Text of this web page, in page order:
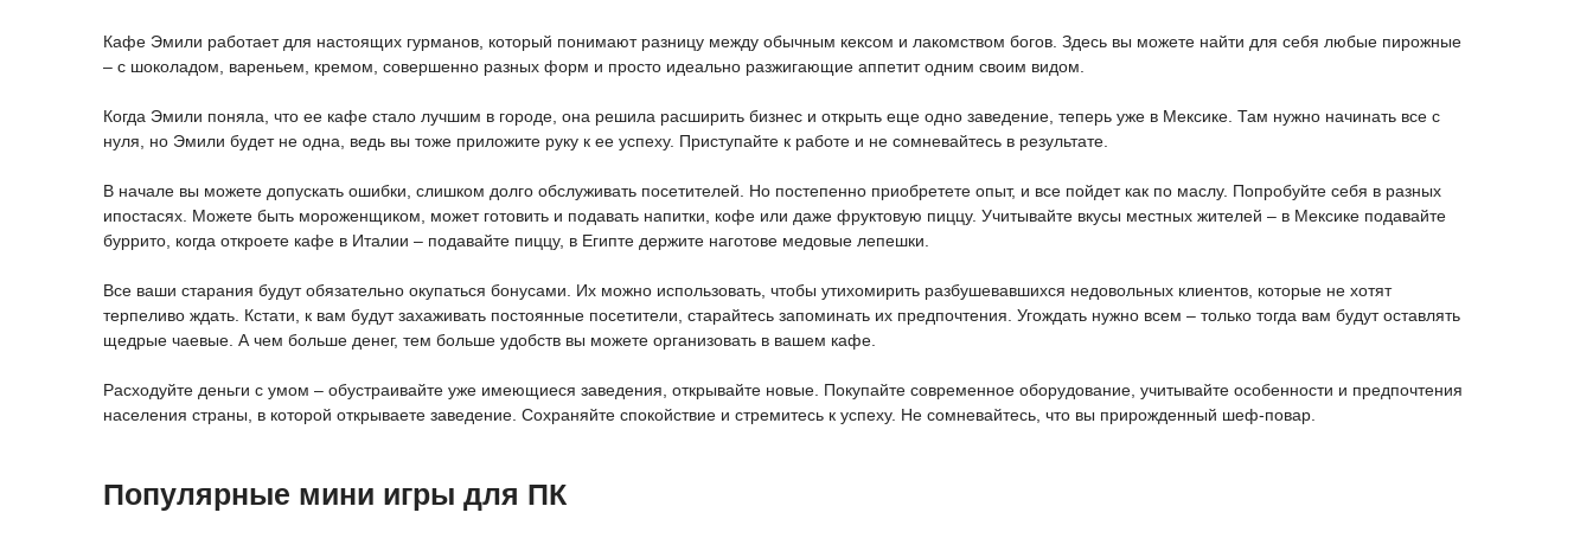
Кафе Эмили работает для настоящих гурманов, который понимают разницу между обычным кексом и лакомством богов. Здесь вы можете найти для себя любые пирожные
– с шоколадом, вареньем, кремом, совершенно разных форм и просто идеально разжигающие аппетит одним своим видом.
Когда Эмили поняла, что ее кафе стало лучшим в городе, она решила расширить бизнес и открыть еще одно заведение, теперь уже в Мексике. Там нужно начинать все с
нуля, но Эмили будет не одна, ведь вы тоже приложите руку к ее успеху. Приступайте к работе и не сомневайтесь в результате.
В начале вы можете допускать ошибки, слишком долго обслуживать посетителей. Но постепенно приобретете опыт, и все пойдет как по маслу. Попробуйте себя в разных
ипостасях. Можете быть мороженщиком, может готовить и подавать напитки, кофе или даже фруктовую пиццу. Учитывайте вкусы местных жителей – в Мексике подавайте
буррито, когда откроете кафе в Италии – подавайте пиццу, в Египте держите наготове медовые лепешки.
Все ваши старания будут обязательно окупаться бонусами. Их можно использовать, чтобы утихомирить разбушевавшихся недовольных клиентов, которые не хотят
терпеливо ждать. Кстати, к вам будут захаживать постоянные посетители, старайтесь запоминать их предпочтения. Угождать нужно всем – только тогда вам будут оставлять
щедрые чаевые. А чем больше денег, тем больше удобств вы можете организовать в вашем кафе.
Расходуйте деньги с умом – обустраивайте уже имеющиеся заведения, открывайте новые. Покупайте современное оборудование, учитывайте особенности и предпочтения
населения страны, в которой открываете заведение. Сохраняйте спокойствие и стремитесь к успеху. Не сомневайтесь, что вы прирожденный шеф-повар.
Популярные мини игры для ПК